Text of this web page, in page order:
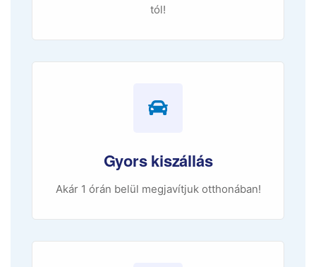
tól!
Gyors kiszállás
Akár 1 órán belül megjavítjuk otthonában!